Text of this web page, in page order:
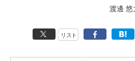
渡邊 悠
リスト